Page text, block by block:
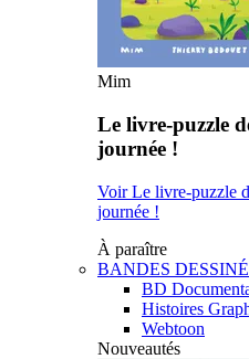
Mim
Le livre-puzzle
journée !
Voir Le livre-puzzle
journée !
À paraître
BANDES
BD
Histoires
Webtoon
Nouveautés